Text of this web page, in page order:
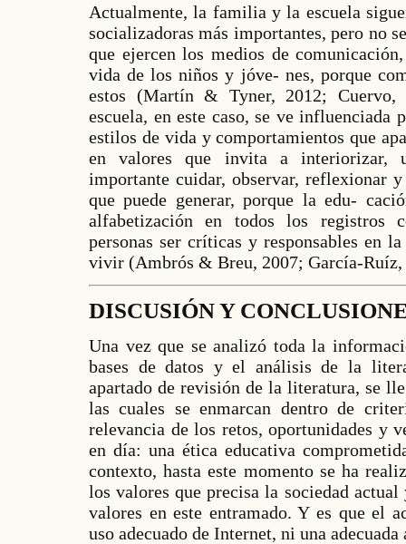
Actualmente, la familia y la escuela
socializadoras más importantes, pero no
que ejercen los medios de
vida de los niños y jóve- nes, porque
estos (Martín & Tyner, 2012;
escuela, en este caso, se ve
estilos de vida y comportamientos que
en valores que invita a interiorizar,
importante cuidar, observar, reflexionar
que puede generar, porque la edu-
alfabetización en todos los registros
personas ser críticas y responsables en
vivir (Ambrós & Breu, 2007; García-
DISCUSIÓN Y
Una vez que se analizó toda la
bases de datos y el análisis de la
apartado de revisión de la literatura, se
las cuales se enmarcan dentro de
relevancia de los retos, oportunidades y
en día: una ética educativa
contexto, hasta este momento se ha
los valores que precisa la sociedad
valores en este entramado. Y es que el
uso adecuado de Internet, ni una